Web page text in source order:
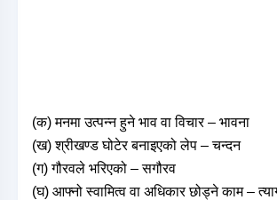
(क) मनमा उत्पन्न हुने भाव वा विचार – भावना
(ख) श्रीखण्ड घोटेर बनाइएको लेप – चन्दन
(ग) गौरवले भरिएको – सगौरव
(घ) आफ्नो स्वामित्व वा अधिकार छोड्ने काम –